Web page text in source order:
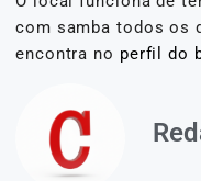
com samba todos os
encontra no perfil do